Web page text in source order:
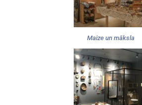
Maize un māksla